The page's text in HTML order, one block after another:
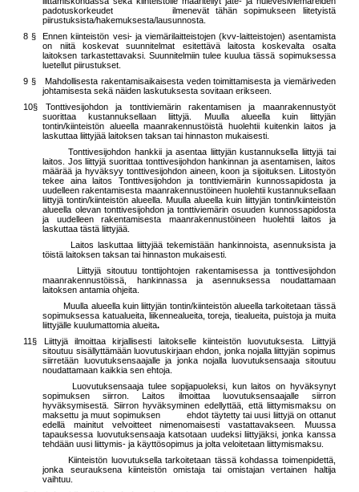
padotuskorkeudet ilmenevät tähän sopimukseen liitetyistä
piirustuksista/hakemuksesta/lausunnosta.
8 § Ennen kiinteistön vesi- ja viemärilaitteistojen (kvv-laitteistojen) asentamista
on niitä koskevat suunnitelmat esitettävä laitosta koskevalta osalta
laitoksen tarkastettavaksi. Suunnitelmiin tulee kuulua tässä sopimuksessa
luetellut piirustukset.
9 § Mahdollisesta rakentamisaikaisesta veden toimittamisesta ja viemäriveden
johtamisesta sekä näiden laskutuksesta sovitaan erikseen.
10§ Tonttivesijohdon ja tonttiviemärin rakentamisen ja maanrakennustyöt
suorittaa kustannuksellaan liittyjä. Muulla alueella kuin liittyjän
tontin/kiinteistön alueella maanrakennustöistä huolehtii kuitenkin laitos ja
laskuttaa liittyjää laitoksen taksan tai hinnaston mukaisesti.
Tonttivesijohdon hankkii ja asentaa liittyjän kustannuksella liittyjä tai
laitos. Jos liittyjä suorittaa tonttivesijohdon hankinnan ja asentamisen, laitos
määrää ja hyväksyy tonttivesijohdon aineen, koon ja sijoituksen. Liitostyön
tekee aina laitos Tonttivesijohdon ja tonttiviemärin kunnossapidosta ja
uudelleen rakentamisesta maanrakennustöineen huolehtii kustannuksellaan
liittyjä tontin/kiinteistön alueella. Muulla alueella kuin liittyjän tontin/kiinteistön
alueella olevan tonttivesijohdon ja tonttiviemärin osuuden kunnossapidosta
ja uudelleen rakentamisesta maanrakennustöineen huolehtii laitos ja
laskuttaa tästä liittyjää.
Laitos laskuttaa liittyjää tekemistään hankinnoista, asennuksista ja
töistä laitoksen taksan tai hinnaston mukaisesti.
Liittyjä sitoutuu tonttijohtojen rakentamisessa ja tonttivesijohdon
maanrakennustöissä, hankinnassa ja asennuksessa noudattamaan
laitoksen antamia ohjeita.
Muulla alueella kuin liittyjän tontin/kiinteistön alueella tarkoitetaan tässä
sopimuksessa katualueita, liikennealueita, toreja, tiealueita, puistoja ja muita
liittyjälle kuulumattomia alueita.
11§ Liittyjä ilmoittaa kirjallisesti laitokselle kiinteistön luovutuksesta
Liittyjä
sitoutuu sisällyttämään luovutuskirjaan ehdon, jonka nojalla liittyjän sopimus
siirretään luovutuksensaajalle ja jonka nojalla luovutuksensaaja sitoutuu
noudattamaan kaikkia sen ehtoja.
Luovutuksensaaja tulee sopijapuoleksi, kun laitos on hyväksynyt
sopimuksen siirron. Laitos ilmoittaa luovutuksensaajalle siirron
hyväksymisestä. Siirron hyväksyminen edellyttää, että liittymismaksu on
maksettu ja muut sopimuksen ehdot täytetty tai uusi liittyjä on ottanut
edellä mainitut velvoitteet nimenomaisesti vastattavakseen.
Muussa
tapauksessa luovutuksensaaja katsotaan uudeksi liittyjäksi, jonka kanssa
tehdään uusi liittymis- ja käyttösopimus ja jolta veloitetaan liittymismaksu.
Kiinteistön luovutuksella tarkoitetaan tässä kohdassa toimenpidettä,
jonka seurauksena kiinteistön omistaja tai omistajan vertainen haltija
vaihtuu.